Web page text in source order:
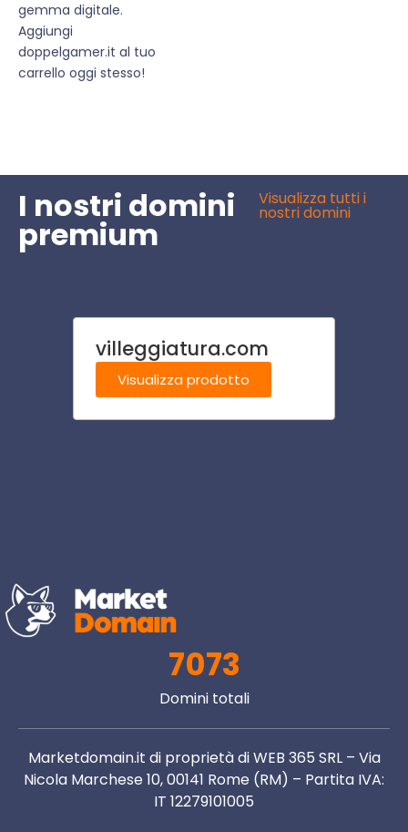
gemma digitale.
Aggiungi
doppelgamer.it al tuo
carrello oggi stesso!
I nostri domini
premium
Visualizza tutti i
nostri domini
villeggiatura.com
Visualizza prodotto
7073
Domini totali
Marketdomain.it di proprietà di WEB 365 SRL – Via
Nicola Marchese 10, 00141 Rome (RM) – Partita IVA:
IT 12279101005